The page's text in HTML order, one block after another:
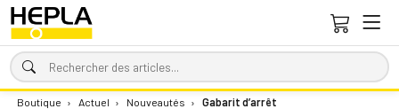
Boutique › Actuel › Nouveautés › Gabarit d’arrêt